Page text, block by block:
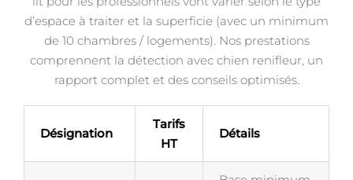
d’espace à traiter et la superficie (avec un minimum
de 10 chambres / logements). Nos prestations
comprennent la détection avec chien renifleur, un
rapport complet et des conseils optimisés.
Désignation
Tarifs
HT
Détails